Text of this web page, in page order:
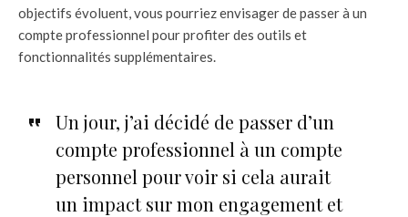
objectifs évoluent, vous pourriez envisager de passer à un
compte professionnel pour profiter des outils et
fonctionnalités supplémentaires.
Un jour, j’ai décidé de passer d’un
compte professionnel à un compte
personnel pour voir si cela aurait
un impact sur mon engagement et